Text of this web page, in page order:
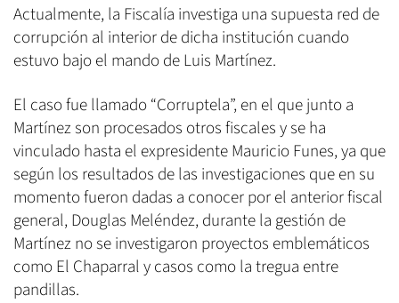
Actualmente, la Fiscalía investiga una supuesta red de
corrupción al interior de dicha institución cuando
estuvo bajo el mando de Luis Martínez.
El caso fue llamado “Corruptela”, en el que junto a
Martínez son procesados otros fiscales y se ha
vinculado hasta el expresidente Mauricio Funes, ya que
según los resultados de las investigaciones que en su
momento fueron dadas a conocer por el anterior fiscal
general, Douglas Meléndez, durante la gestión de
Martínez no se investigaron proyectos emblemáticos
como El Chaparral y casos como la tregua entre
pandillas.